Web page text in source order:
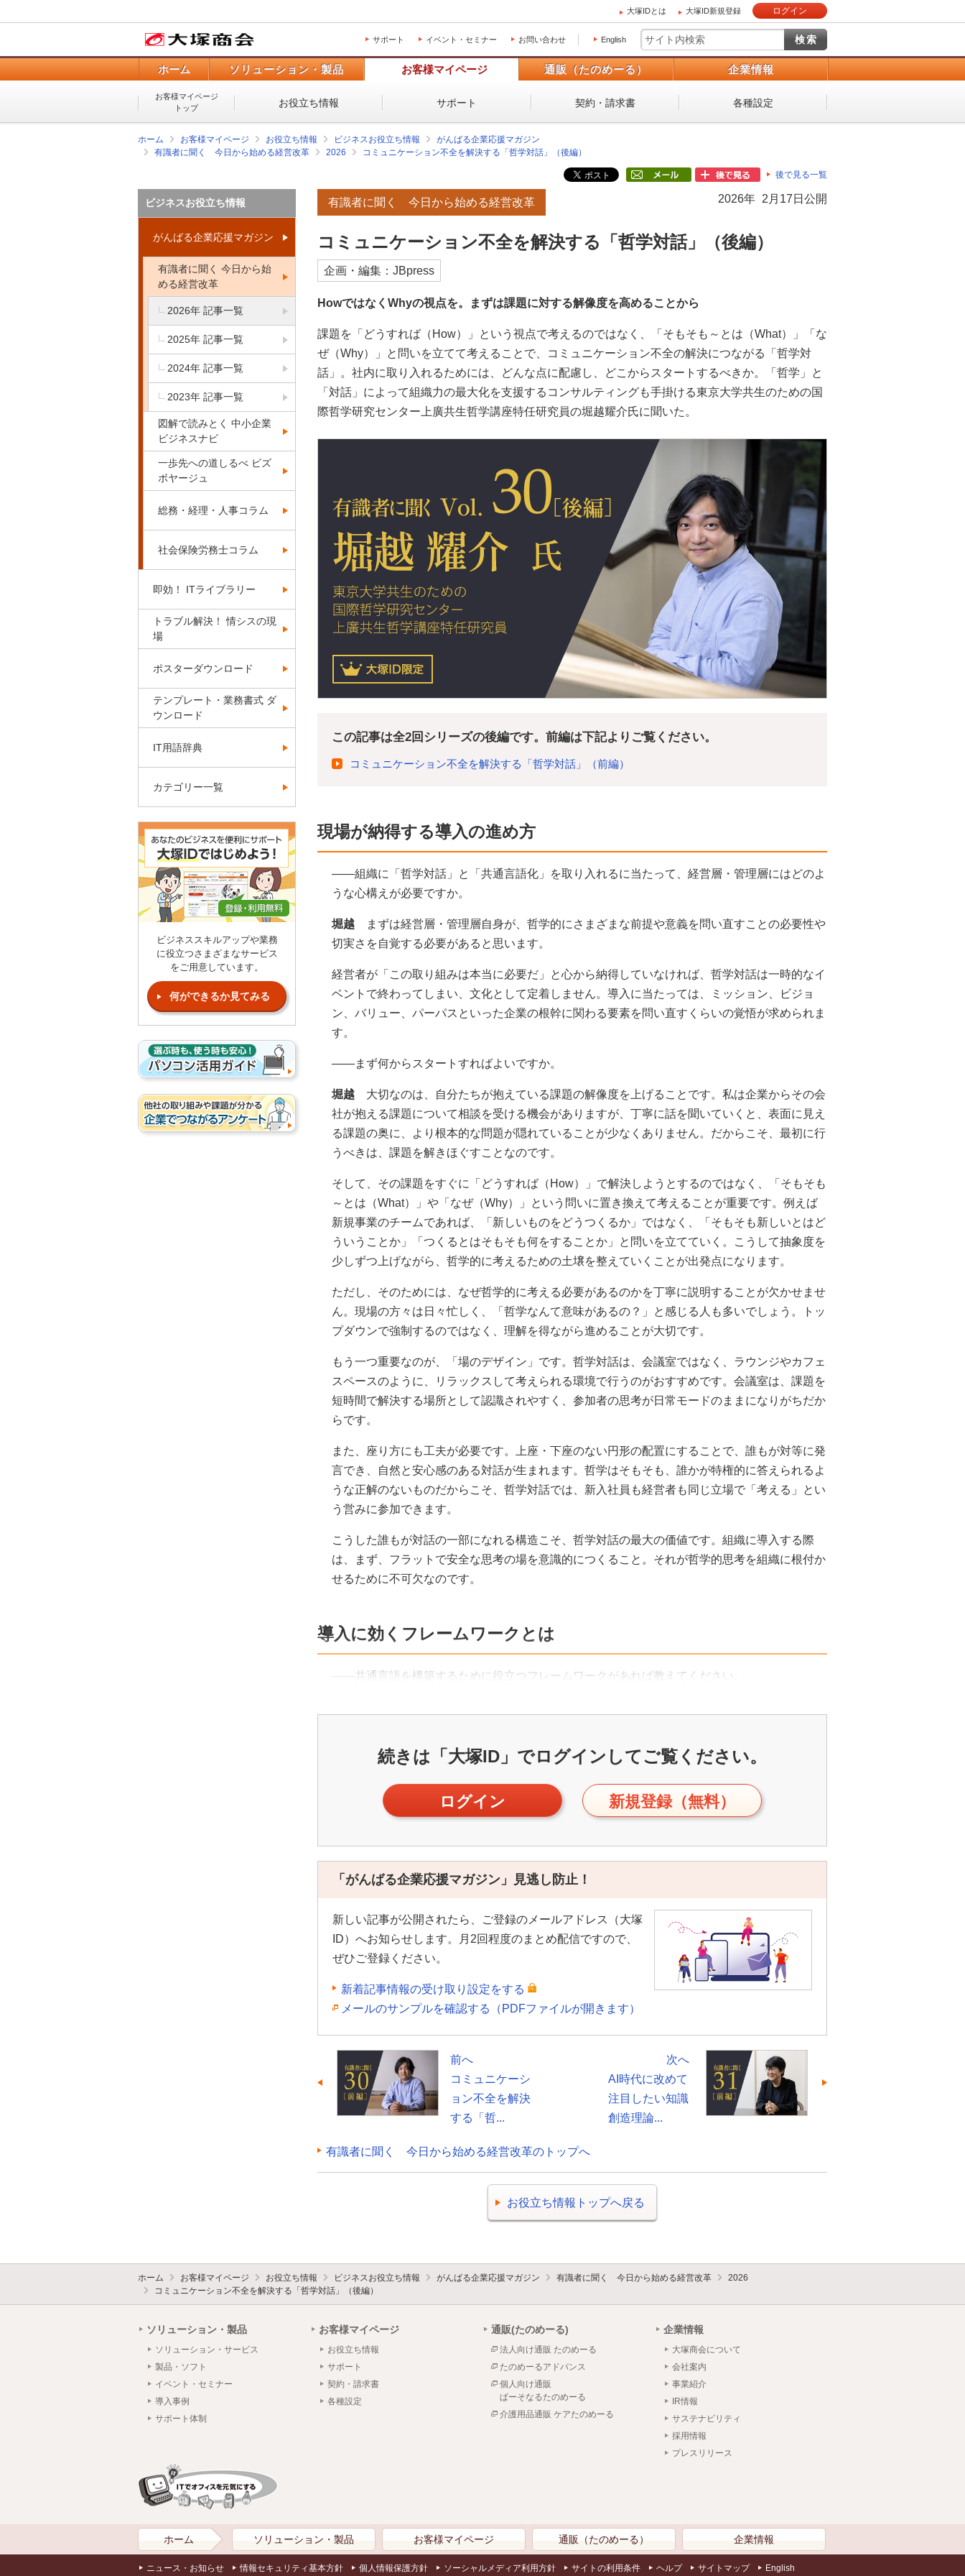
大塚IDとは 大塚ID新規登録 ログイン
サポート イベント・セミナー お問い合わせ English
ホーム ソリューション・製品 お客様マイページ 通販（たのめーる） 企業情報
お客様マイページ
トップ
お役立ち情報 サポート 契約・請求書 各種設定
ホーム お客様マイページ お役立ち情報 ビジネスお役立ち情報
がんばる企業応援マガジン
有識者に聞く 今日から始める経営改革
2026 コミュニケーション不全を解決する「哲学対話」（後編）
後で見る一覧
2026年 2月17日公開
有識者に聞く 今日から始める経営改革
コミュニケーション不全を解決する「哲学対話」（後編）
企画・編集：JBpress
HowではなくWhyの視点を。まずは課題に対する解像度を高めることから
課題を「どうすれば（How）」という視点で考えるのではなく、「そもそも～とは（What）」「な
ぜ（Why）」と問いを立てて考えることで、コミュニケーション不全の解決につながる「哲学対
話」。社内に取り入れるためには、どんな点に配慮し、どこからスタートするべきか。「哲学」と
「対話」によって組織力の最大化を支援するコンサルティングも手掛ける東京大学共生のための国
際哲学研究センター上廣共生哲学講座特任研究員の堀越耀介氏に聞いた。
この記事は全2回シリーズの後編です。前編は下記よりご覧ください。
コミュニケーション不全を解決する「哲学対話」（前編）
現場が納得する導入の進め方
――組織に「哲学対話」と「共通言語化」を取り入れるに当たって、経営層・管理層にはどのよ
うな心構えが必要ですか。
堀越 まずは経営層・管理層自身が、哲学的にさまざまな前提や意義を問い直すことの必要性や
切実さを自覚する必要があると思います。
経営者が「この取り組みは本当に必要だ」と心から納得していなければ、哲学対話は一時的なイ
ベントで終わってしまい、文化として定着しません。導入に当たっては、ミッション、ビジョ
ン、バリュー、パーパスといった企業の根幹に関わる要素を問い直すくらいの覚悟が求められま
す。
――まず何からスタートすればよいですか。
堀越 大切なのは、自分たちが抱えている課題の解像度を上げることです。私は企業からその会
社が抱える課題について相談を受ける機会がありますが、丁寧に話を聞いていくと、表面に見え
る課題の奥に、より根本的な問題が隠れていることが少なくありません。だからこそ、最初に行
うべきは、課題を解きほぐすことなのです。
そして、その課題をすぐに「どうすれば（How）」で解決しようとするのではなく、「そもそも
～とは（What）」や「なぜ（Why）」という問いに置き換えて考えることが重要です。例えば
新規事業のチームであれば、「新しいものをどうつくるか」ではなく、「そもそも新しいとはど
ういうことか」「つくるとはそもそも何をすることか」と問いを立てていく。こうして抽象度を
少しずつ上げながら、哲学的に考えるための土壌を整えていくことが出発点になります。
ただし、そのためには、なぜ哲学的に考える必要があるのかを丁寧に説明することが欠かせませ
ん。現場の方々は日々忙しく、「哲学なんて意味があるの？」と感じる人も多いでしょう。トッ
プダウンで強制するのではなく、理解を得ながら進めることが大切です。
もう一つ重要なのが、「場のデザイン」です。哲学対話は、会議室ではなく、ラウンジやカフェ
スペースのように、リラックスして考えられる環境で行うのがおすすめです。会議室は、課題を
短時間で解決する場所として認識されやすく、参加者の思考が日常モードのままになりがちだか
らです。
また、座り方にも工夫が必要です。上座・下座のない円形の配置にすることで、誰もが対等に発
言でき、自然と安心感のある対話が生まれます。哲学はそもそも、誰かが特権的に答えられるよ
うな正解のないものだからこそ、哲学対話では、新入社員も経営者も同じ立場で「考える」とい
う営みに参加できます。
こうした誰もが対話の一部になれる構造こそ、哲学対話の最大の価値です。組織に導入する際
は、まず、フラットで安全な思考の場を意識的につくること。それが哲学的思考を組織に根付か
せるために不可欠なのです。
導入に効くフレームワークとは
――共通言語を構築するために役立つフレームワークがあれば教えてください。
続きは「大塚ID」でログインしてご覧ください。
ログイン 新規登録（無料）
「がんばる企業応援マガジン」見逃し防止！
新しい記事が公開されたら、ご登録のメールアドレス（大塚
ID）へお知らせします。月2回程度のまとめ配信ですので、
ぜひご登録ください。
新着記事情報の受け取り設定をする
メールのサンプルを確認する（PDFファイルが開きます）
前へ
コミュニケーシ
ョン不全を解決
する「哲...
次へ
AI時代に改めて
注目したい知識
創造理論...
有識者に聞く 今日から始める経営改革のトップへ
お役立ち情報トップへ戻る
ビジネスお役立ち情報
がんばる企業応援マガジン
有識者に聞く 今日から始
める経営改革
2026年 記事一覧
2025年 記事一覧
2024年 記事一覧
2023年 記事一覧
図解で読みとく 中小企業
ビジネスナビ
一歩先への道しるべ ビズ
ボヤージュ
総務・経理・人事コラム
社会保険労務士コラム
即効！ ITライブラリー
トラブル解決！ 情シスの現
場
ポスターダウンロード
テンプレート・業務書式 ダ
ウンロード
IT用語辞典
カテゴリー一覧
ビジネススキルアップや業務
に役立つさまざまなサービス
をご用意しています。
何ができるか見てみる
ホーム お客様マイページ お役立ち情報 ビジネスお役立ち情報 がんばる企業応援マガジン 有識者に聞く 今日から始める経営改革
2026
コミュニケーション不全を解決する「哲学対話」（後編）
ソリューション・製品
ソリューション・サービス
製品・ソフト
イベント・セミナー
導入事例
サポート体制
お客様マイページ
お役立ち情報
サポート
契約・請求書
各種設定
通販(たのめーる)
法人向け通販 たのめーる
たのめーるアドバンス
個人向け通販
ぱーそなるたのめーる
介護用品通販 ケアたのめーる
企業情報
大塚商会について
会社案内
事業紹介
IR情報
サステナビリティ
採用情報
プレスリリース
ホーム ソリューション・製品 お客様マイページ 通販（たのめーる） 企業情報
ニュース・お知らせ 情報セキュリティ基本方針 個人情報保護方針 ソーシャルメディア利用方針 サイトの利用条件 ヘルプ サイトマップ English